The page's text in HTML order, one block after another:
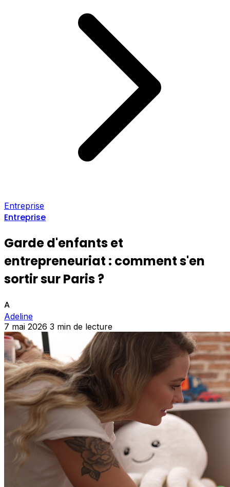
Entreprise
Entreprise
Garde d'enfants et
entrepreneuriat : comment s'en
sortir sur Paris ?
A
Adeline
7 mai 2026 3 min de lecture